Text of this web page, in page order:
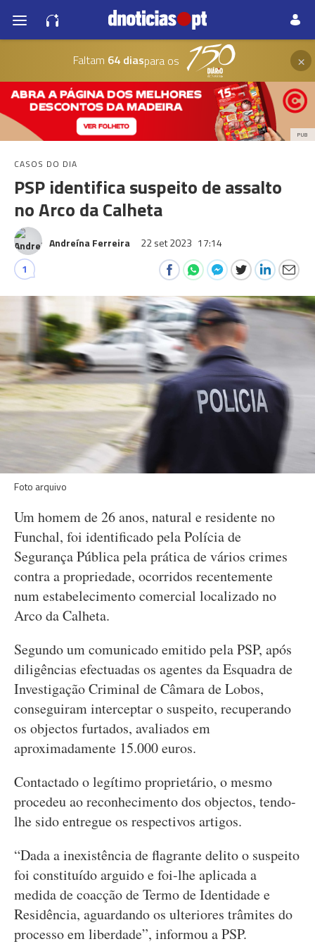
Faltam 64 diaspara os ×
PUB
CASOS DO DIA
PSP identifica suspeito de assalto
no Arco da Calheta
Andreína Ferreira 22 set 2023 17:14
1
Foto arquivo
Um homem de 26 anos, natural e residente no
Funchal, foi identificado pela Polícia de
Segurança Pública pela prática de vários crimes
contra a propriedade, ocorridos recentemente
num estabelecimento comercial localizado no
Arco da Calheta.
Segundo um comunicado emitido pela PSP, após
diligências efectuadas os agentes da Esquadra de
Investigação Criminal de Câmara de Lobos,
conseguiram interceptar o suspeito, recuperando
os objectos furtados, avaliados em
aproximadamente 15.000 euros.
Contactado o legítimo proprietário, o mesmo
procedeu ao reconhecimento dos objectos, tendo-
lhe sido entregue os respectivos artigos.
“Dada a inexistência de flagrante delito o suspeito
foi constituído arguido e foi-lhe aplicada a
medida de coacção de Termo de Identidade e
Residência, aguardando os ulteriores trâmites do
processo em liberdade”, informou a PSP.